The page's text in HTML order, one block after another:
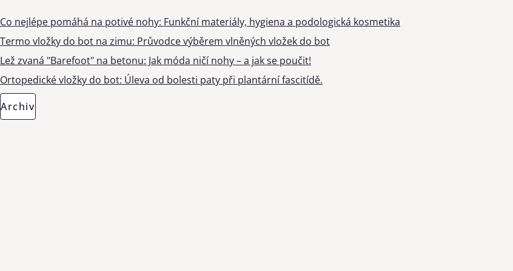
Co nejlépe pomáhá na potivé nohy: Funkční materiály, hygiena a podologická kosmetika
Termo vložky do bot na zimu: Průvodce výběrem vlněných vložek do bot
Lež zvaná "Barefoot" na betonu: Jak móda ničí nohy – a jak se poučit!
Ortopedické vložky do bot: Úleva od bolesti paty při plantární fascitídě.
Archiv